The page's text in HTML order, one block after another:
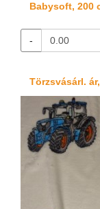
Babysoft, 200
-
Törzsvásárl.